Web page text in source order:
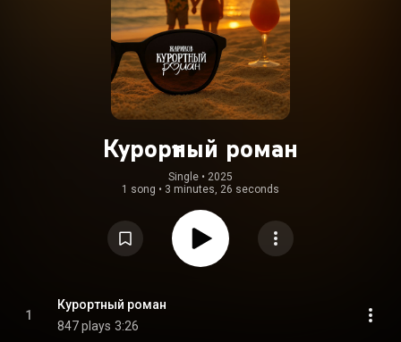
Курортный роман
Single • 2025
1 song • 3 minutes, 26 seconds
1
Курортный роман
847 plays 3:26